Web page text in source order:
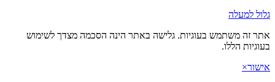
גלול למעלה
אתר זה משתמש בעוגיות. גלישה באתר הינה הסכמה מצדך לשימוש
בעוגיות הללו.
אישור×